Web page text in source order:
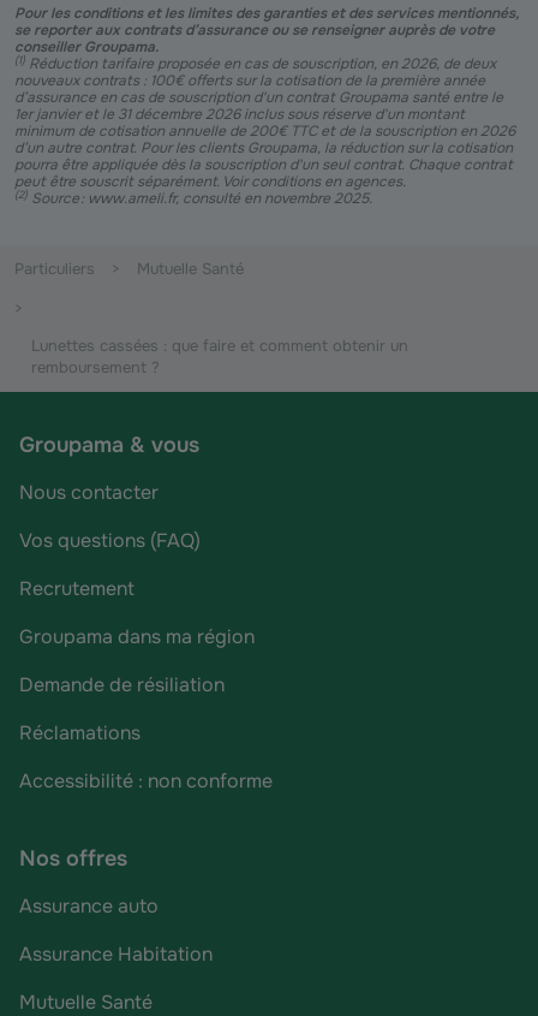
Pour les conditions et les limites des garanties et des services mentionnés,
se reporter aux contrats d’assurance ou se renseigner auprès de votre
conseiller Groupama.
(1) Réduction tarifaire proposée en cas de souscription, en 2026, de deux
nouveaux contrats : 100€ offerts sur la cotisation de la première année
d’assurance en cas de souscription d'un contrat Groupama santé entre le
1er janvier et le 31 décembre 2026 inclus sous réserve d'un montant
minimum de cotisation annuelle de 200€ TTC et de la souscription en 2026
d’un autre contrat. Pour les clients Groupama, la réduction sur la cotisation
pourra être appliquée dès la souscription d'un seul contrat. Chaque contrat
peut être souscrit séparément. Voir conditions en agences.
(2) Source : www.ameli.fr, consulté en novembre 2025.
Particuliers Mutuelle Santé
Lunettes cassées : que faire et comment obtenir un
remboursement ?
Groupama & vous
Nous contacter
Vos questions (FAQ)
Recrutement
Groupama dans ma région
Demande de résiliation
Réclamations
Accessibilité : non conforme
Nos offres
Assurance auto
Assurance Habitation
Mutuelle Santé